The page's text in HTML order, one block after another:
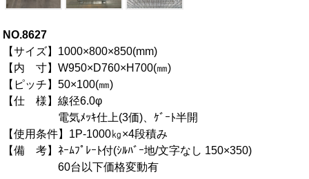
NO.8627
【サイズ】1000×800×850(mm)
【内 寸】W950×D760×H700(㎜)
【ピッチ】50×100(㎜)
【仕 様】線径6.0φ
電気ﾒｯｷ仕上(3価)、ｹﾞｰﾄ半開
【使用条件】1P-1000㎏×4段積み
【備 考】ﾈｰﾑﾌﾟﾚｰﾄ付(ｼﾙﾊﾞｰ地/文字なし 150×350)
60台以下価格変動有